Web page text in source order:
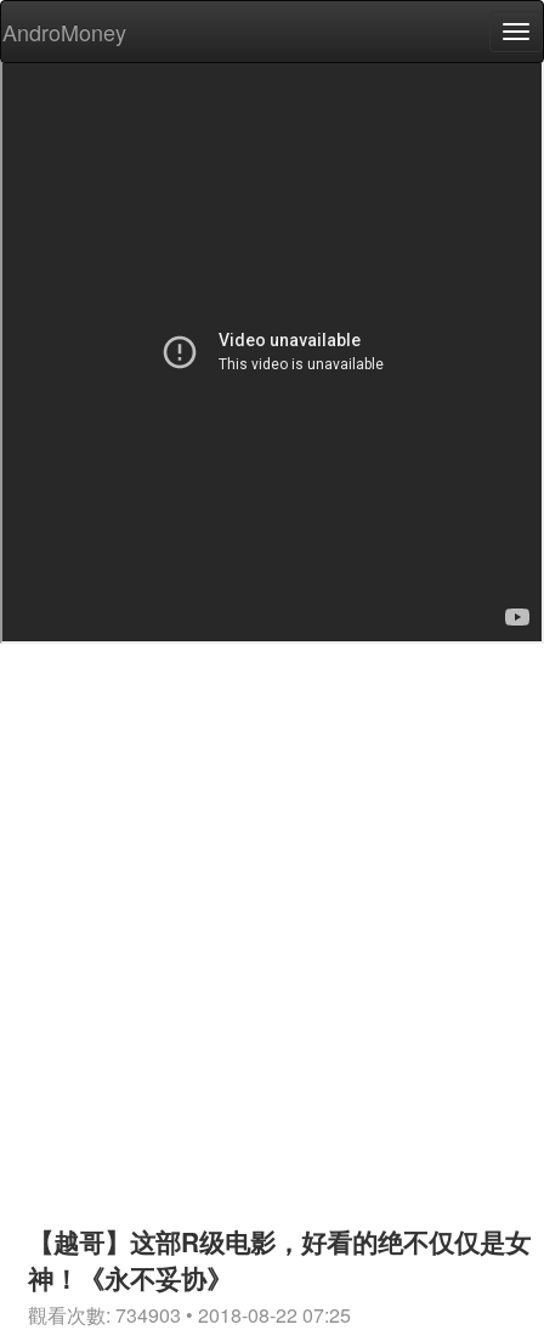
AndroMoney
【越哥】这部R级电影，好看的绝不仅仅是女
神！《永不妥协》
觀看次數: 734903 • 2018-08-22 07:25